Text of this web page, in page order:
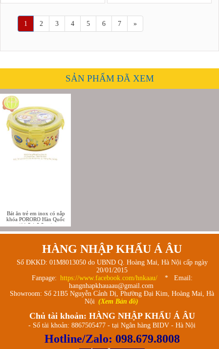
1 2 3 4 5 6 7 »
SẢN PHẨM ĐÃ XEM
Bát ăn trẻ em inox có nắp
khóa PORORO Hàn Quốc
(11.5 * 5.5cm)
HÀNG NHẬP KHẨU Á ÂU
Số ĐKKD: 01M8013050 do UBND Q. Hoàng Mai, Hà Nội cấp ngày
20/01/2015
Fanpage: https://www.facebook.com/hnkaau/
* Email:
hangnhapkhauaau@gmail.com
Showroom: Số 21B5 Nguyễn Cảnh Dị, Phường Đại Kim, Hoàng Mai, Hà
Nội (Xem Bản đồ)
Chủ tài khoản: HÀNG NHẬP KHẨU Á ÂU
- Số tài khoản: 8867505477 - tại Ngân hàng BIDV - Hà Nội
Hotline/Zalo: 098.679.8008